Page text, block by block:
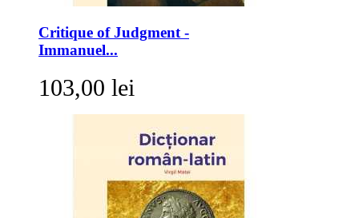
Critique of Judgment -
Immanuel...
103,00 lei